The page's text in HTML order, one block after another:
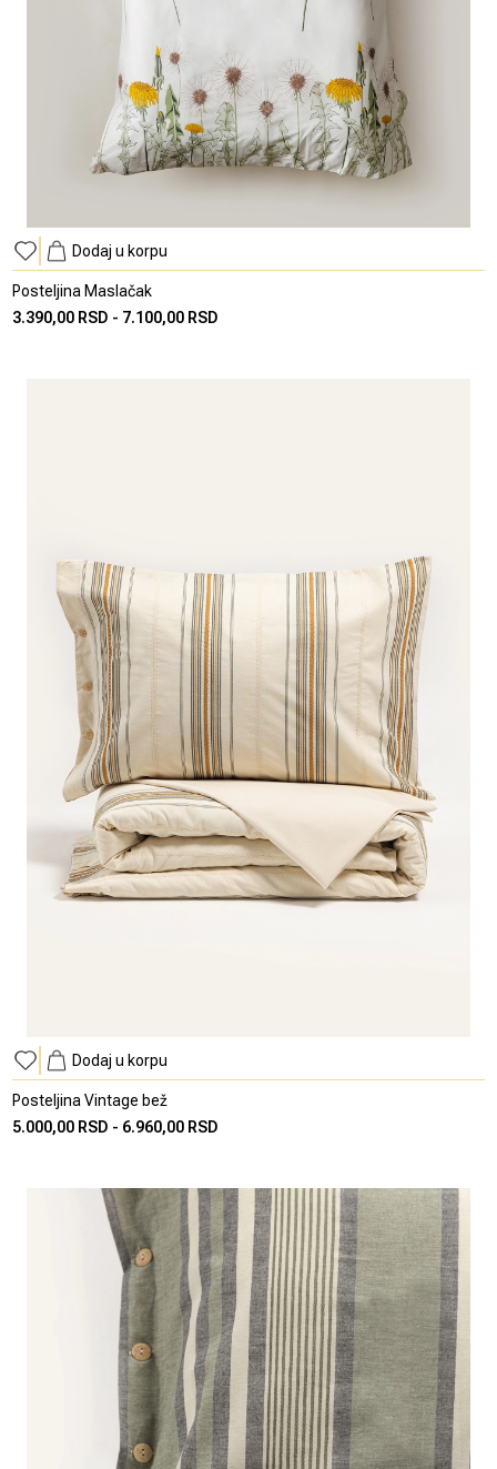
Dodaj u korpu
Posteljina Maslačak
3.390,00 RSD - 7.100,00 RSD
Dodaj u korpu
Posteljina Vintage bež
5.000,00 RSD - 6.960,00 RSD